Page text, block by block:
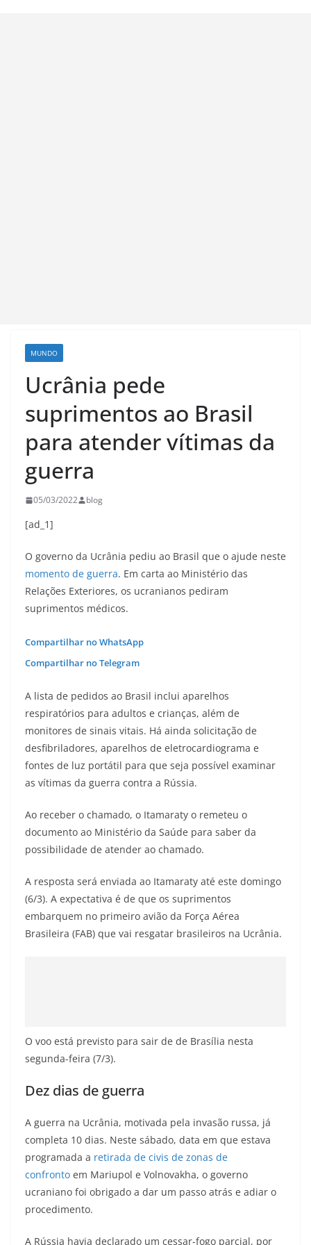
MUNDO
Ucrânia pede
suprimentos ao Brasil
para atender vítimas da
guerra
05/03/2022 blog
[ad_1]
O governo da Ucrânia pediu ao Brasil que o ajude neste
momento de guerra. Em carta ao Ministério das
Relações Exteriores, os ucranianos pediram
suprimentos médicos.
Compartilhar no WhatsApp
Compartilhar no Telegram
A lista de pedidos ao Brasil inclui aparelhos
respiratórios para adultos e crianças, além de
monitores de sinais vitais. Há ainda solicitação de
desfibriladores, aparelhos de eletrocardiograma e
fontes de luz portátil para que seja possível examinar
as vítimas da guerra contra a Rússia.
Ao receber o chamado, o Itamaraty o remeteu o
documento ao Ministério da Saúde para saber da
possibilidade de atender ao chamado.
A resposta será enviada ao Itamaraty até este domingo
(6/3). A expectativa é de que os suprimentos
embarquem no primeiro avião da Força Aérea
Brasileira (FAB) que vai resgatar brasileiros na Ucrânia.
O voo está previsto para sair de de Brasília nesta
segunda-feira (7/3).
Dez dias de guerra
A guerra na Ucrânia, motivada pela invasão russa, já
completa 10 dias. Neste sábado, data em que estava
programada a retirada de civis de zonas de
confronto em Mariupol e Volnovakha, o governo
ucraniano foi obrigado a dar um passo atrás e adiar o
procedimento.
A Rússia havia declarado um cessar-fogo parcial, por